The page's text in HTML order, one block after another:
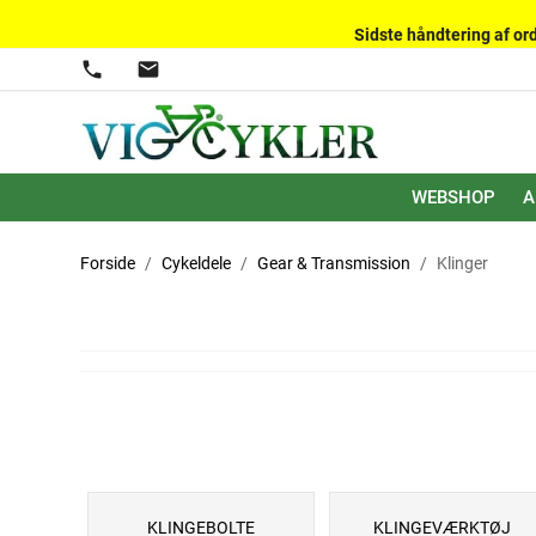
Sidste håndtering af
phone mail
WEBSHOP
Forside Cykeldele Gear & Transmission Klinger
KLINGEBOLTE KLINGEVÆRKTØJ